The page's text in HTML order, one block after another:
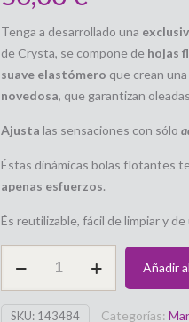
Tenga a desarrollado una
de Crysta, se compone de hojas
suave elastómero que crean
novedosa, que garantizan
Ajusta las sensaciones con sólo
Éstas dinámicas bolas flotantes
apenas esfuerzos.
És reutilizable, fácil de limpiar y de
TENGA
Añadir
SKU: 143484 Categorías: